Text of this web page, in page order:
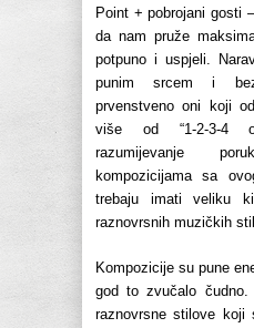
Point + pobrojani gosti
da nam pruže
potpuno i uspjeli.
punim srcem i
prvenstveno oni koji
više od “1-2-3-4
razumijevanje
kompozicijama sa
trebaju imati veliku
raznovrsnih muzičkih
Kompozicije su pune
god to zvučalo
raznovrsne stilove